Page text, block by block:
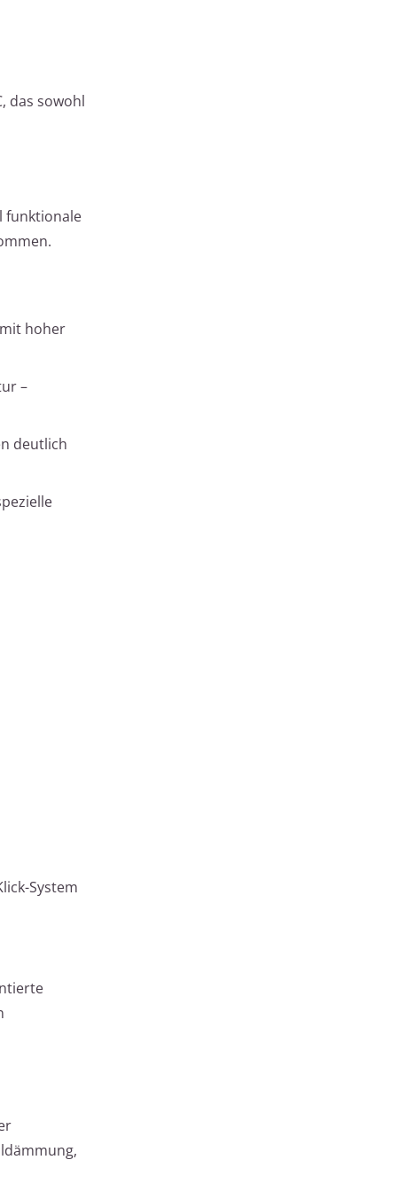
das sowohl
funktionale
hoher
–
deutlich
System